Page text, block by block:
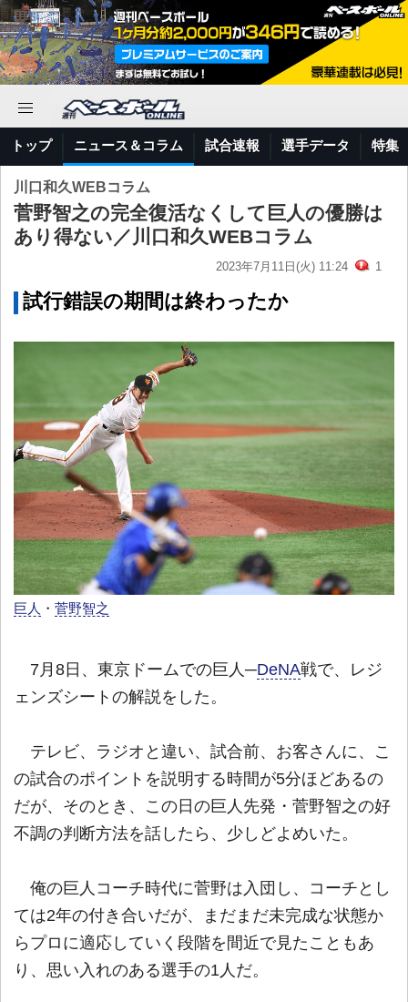
トップ ニュース＆コラム 試合速報 選手データ 特集
川口和久WEBコラム
菅野智之の完全復活なくして巨人の優勝は
あり得ない／川口和久WEBコラム
2023年7月11日(火) 11:24 1
試行錯誤の期間は終わったか
巨人 ・ 菅野智之
7月8日、東京ドームでの巨人─DeNA戦で、レジ
ェンズシートの解説をした。
テレビ、ラジオと違い、試合前、お客さんに、こ
の試合のポイントを説明する時間が5分ほどあるの
だが、そのとき、この日の巨人先発・菅野智之の好
不調の判断方法を話したら、少しどよめいた。
俺の巨人コーチ時代に菅野は入団し、コーチとし
ては2年の付き合いだが、まだまだ未完成な状態か
らプロに適応していく段階を間近で見たこともあ
り、思い入れのある選手の1人だ。